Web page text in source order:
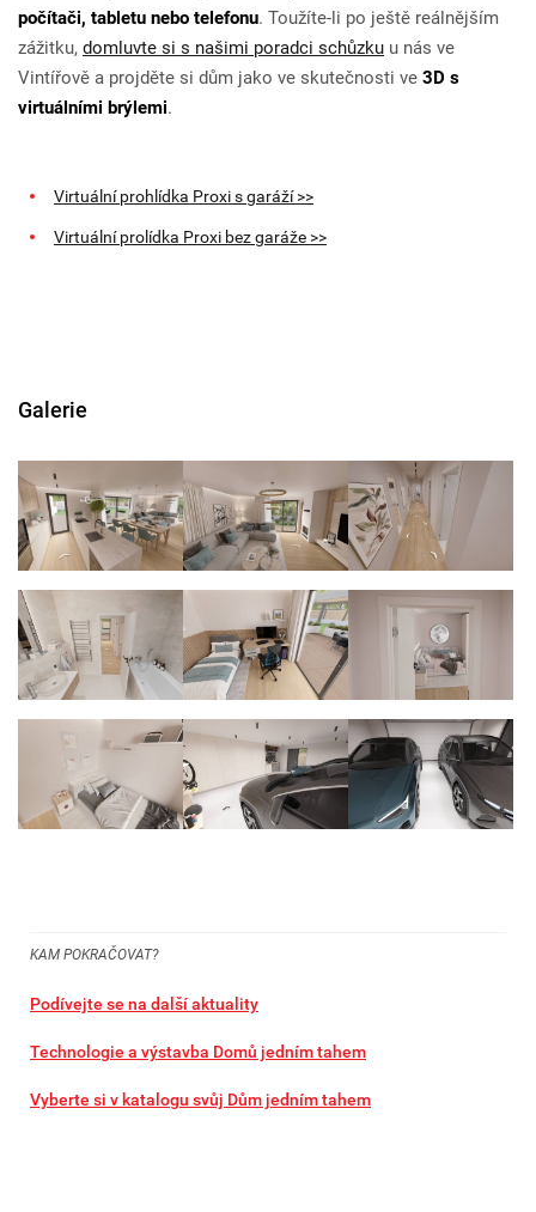
počítači, tabletu nebo telefonu. Toužíte-li po ještě reálnějším
zážitku, domluvte si s našimi poradci schůzku u nás ve
Vintířově a projděte si dům jako ve skutečnosti ve 3D s
virtuálními brýlemi.
Virtuální prohlídka Proxi s garáží >>
Virtuální prolídka Proxi bez garáže >>
Galerie
KAM POKRAČOVAT?
Podívejte se na další aktuality
Technologie a výstavba Domů jedním tahem
Vyberte si v katalogu svůj Dům jedním tahem